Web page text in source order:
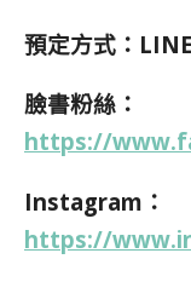
預定方式：
臉書粉絲：
https://
Instagram：
https://